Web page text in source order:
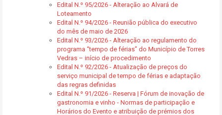
Edital N.º 95/2026 - Alteração ao Alvará de
Loteamento
Edital N.º 94/2026 - Reunião pública do executivo
do mês de maio de 2026
Edital N.º 93/2026 - Alteração ao regulamento do
programa “tempo de férias” do Município de Torres
Vedras – início de procedimento
Edital N.º 92/2026 - Atualização de preços do
serviço municipal de tempo de férias e adaptação
das regras definidas
Edital N.º 91/2026 - Reserva | Fórum de inovação de
gastronomia e vinho - Normas de participação e
Horários do Evento e atribuição de prémios dos